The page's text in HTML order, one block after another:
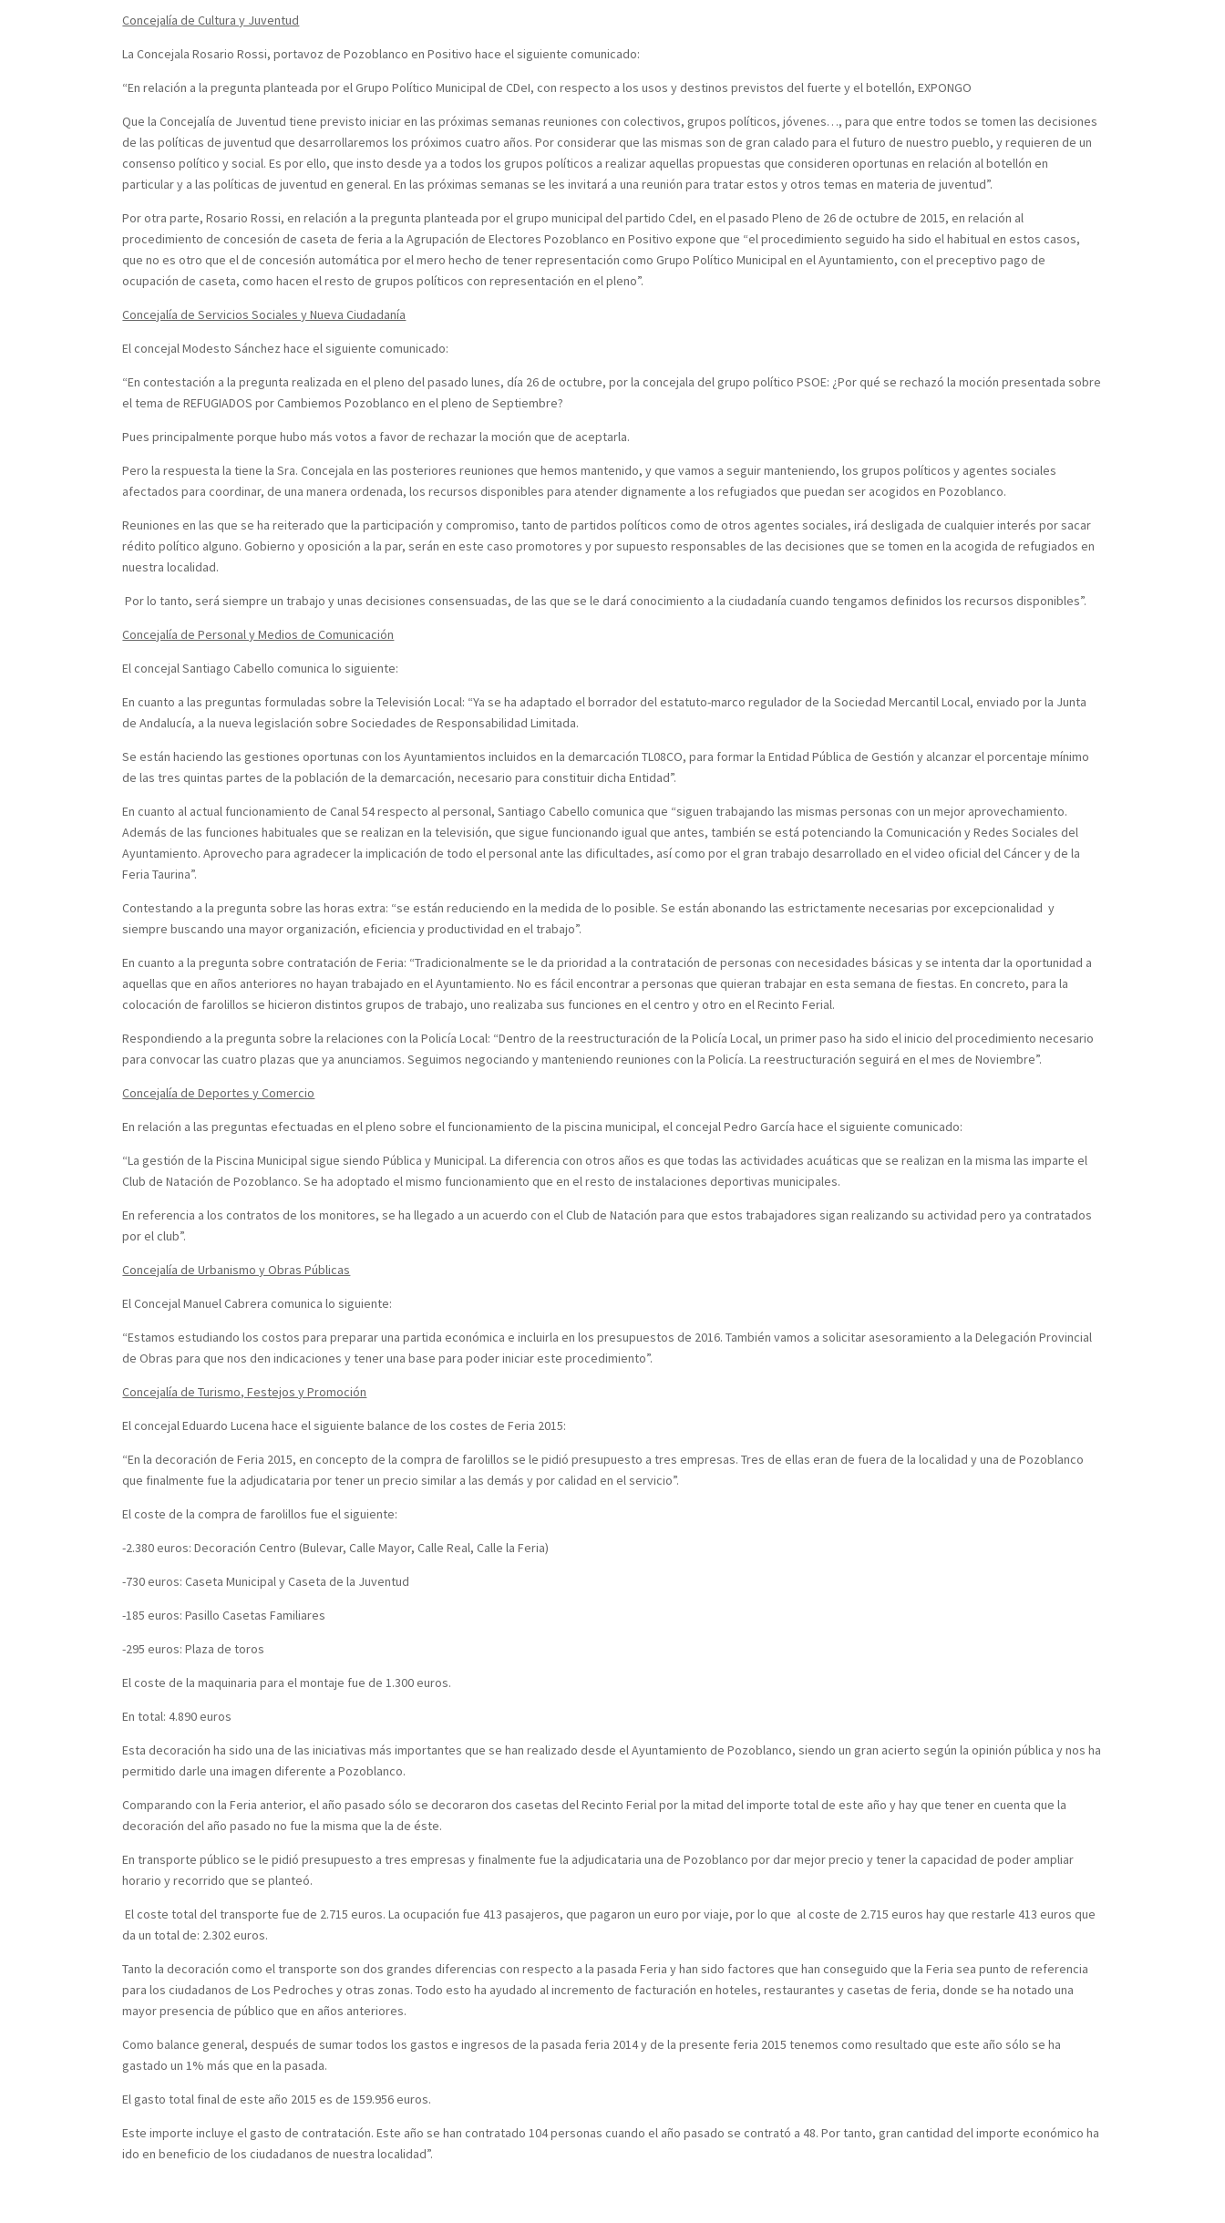
Concejalía de Cultura y Juventud
La Concejala Rosario Rossi, portavoz de Pozoblanco en Positivo hace el siguiente comunicado:
“En relación a la pregunta planteada por el Grupo Político Municipal de CDeI, con respecto a los usos y destinos previstos del fuerte y el botellón, EXPONGO
Que la Concejalía de Juventud tiene previsto iniciar en las próximas semanas reuniones con colectivos, grupos políticos, jóvenes…, para que entre todos se tomen las decisiones
de las políticas de juventud que desarrollaremos los próximos cuatro años. Por considerar que las mismas son de gran calado para el futuro de nuestro pueblo, y requieren de un
consenso político y social. Es por ello, que insto desde ya a todos los grupos políticos a realizar aquellas propuestas que consideren oportunas en relación al botellón en
particular y a las políticas de juventud en general. En las próximas semanas se les invitará a una reunión para tratar estos y otros temas en materia de juventud”.
Por otra parte, Rosario Rossi, en relación a la pregunta planteada por el grupo municipal del partido CdeI, en el pasado Pleno de 26 de octubre de 2015, en relación al
procedimiento de concesión de caseta de feria a la Agrupación de Electores Pozoblanco en Positivo expone que “el procedimiento seguido ha sido el habitual en estos casos,
que no es otro que el de concesión automática por el mero hecho de tener representación como Grupo Político Municipal en el Ayuntamiento, con el preceptivo pago de
ocupación de caseta, como hacen el resto de grupos políticos con representación en el pleno”.
Concejalía de Servicios Sociales y Nueva Ciudadanía
El concejal Modesto Sánchez hace el siguiente comunicado:
“En contestación a la pregunta realizada en el pleno del pasado lunes, día 26 de octubre, por la concejala del grupo político PSOE: ¿Por qué se rechazó la moción presentada sobre
el tema de REFUGIADOS por Cambiemos Pozoblanco en el pleno de Septiembre?
Pues principalmente porque hubo más votos a favor de rechazar la moción que de aceptarla.
Pero la respuesta la tiene la Sra. Concejala en las posteriores reuniones que hemos mantenido, y que vamos a seguir manteniendo, los grupos políticos y agentes sociales
afectados para coordinar, de una manera ordenada, los recursos disponibles para atender dignamente a los refugiados que puedan ser acogidos en Pozoblanco.
Reuniones en las que se ha reiterado que la participación y compromiso, tanto de partidos políticos como de otros agentes sociales, irá desligada de cualquier interés por sacar
rédito político alguno. Gobierno y oposición a la par, serán en este caso promotores y por supuesto responsables de las decisiones que se tomen en la acogida de refugiados en
nuestra localidad.
Por lo tanto, será siempre un trabajo y unas decisiones consensuadas, de las que se le dará conocimiento a la ciudadanía cuando tengamos definidos los recursos disponibles”.
Concejalía de Personal y Medios de Comunicación
El concejal Santiago Cabello comunica lo siguiente:
En cuanto a las preguntas formuladas sobre la Televisión Local: “Ya se ha adaptado el borrador del estatuto-marco regulador de la Sociedad Mercantil Local, enviado por la Junta
de Andalucía, a la nueva legislación sobre Sociedades de Responsabilidad Limitada.
Se están haciendo las gestiones oportunas con los Ayuntamientos incluidos en la demarcación TL08CO, para formar la Entidad Pública de Gestión y alcanzar el porcentaje mínimo
de las tres quintas partes de la población de la demarcación, necesario para constituir dicha Entidad”.
En cuanto al actual funcionamiento de Canal 54 respecto al personal, Santiago Cabello comunica que “siguen trabajando las mismas personas con un mejor aprovechamiento.
Además de las funciones habituales que se realizan en la televisión, que sigue funcionando igual que antes, también se está potenciando la Comunicación y Redes Sociales del
Ayuntamiento. Aprovecho para agradecer la implicación de todo el personal ante las dificultades, así como por el gran trabajo desarrollado en el video oficial del Cáncer y de la
Feria Taurina”.
Contestando a la pregunta sobre las horas extra: “se están reduciendo en la medida de lo posible. Se están abonando las estrictamente necesarias por excepcionalidad y
siempre buscando una mayor organización, eficiencia y productividad en el trabajo”.
En cuanto a la pregunta sobre contratación de Feria: “Tradicionalmente se le da prioridad a la contratación de personas con necesidades básicas y se intenta dar la oportunidad a
aquellas que en años anteriores no hayan trabajado en el Ayuntamiento. No es fácil encontrar a personas que quieran trabajar en esta semana de fiestas. En concreto, para la
colocación de farolillos se hicieron distintos grupos de trabajo, uno realizaba sus funciones en el centro y otro en el Recinto Ferial.
Respondiendo a la pregunta sobre la relaciones con la Policía Local: “Dentro de la reestructuración de la Policía Local, un primer paso ha sido el inicio del procedimiento necesario
para convocar las cuatro plazas que ya anunciamos. Seguimos negociando y manteniendo reuniones con la Policía. La reestructuración seguirá en el mes de Noviembre”.
Concejalía de Deportes y Comercio
En relación a las preguntas efectuadas en el pleno sobre el funcionamiento de la piscina municipal, el concejal Pedro García hace el siguiente comunicado:
“La gestión de la Piscina Municipal sigue siendo Pública y Municipal. La diferencia con otros años es que todas las actividades acuáticas que se realizan en la misma las imparte el
Club de Natación de Pozoblanco. Se ha adoptado el mismo funcionamiento que en el resto de instalaciones deportivas municipales.
En referencia a los contratos de los monitores, se ha llegado a un acuerdo con el Club de Natación para que estos trabajadores sigan realizando su actividad pero ya contratados
por el club”.
Concejalía de Urbanismo y Obras Públicas
El Concejal Manuel Cabrera comunica lo siguiente:
“Estamos estudiando los costos para preparar una partida económica e incluirla en los presupuestos de 2016. También vamos a solicitar asesoramiento a la Delegación Provincial
de Obras para que nos den indicaciones y tener una base para poder iniciar este procedimiento”.
Concejalía de Turismo, Festejos y Promoción
El concejal Eduardo Lucena hace el siguiente balance de los costes de Feria 2015:
“En la decoración de Feria 2015, en concepto de la compra de farolillos se le pidió presupuesto a tres empresas. Tres de ellas eran de fuera de la localidad y una de Pozoblanco
que finalmente fue la adjudicataria por tener un precio similar a las demás y por calidad en el servicio”.
El coste de la compra de farolillos fue el siguiente:
-2.380 euros: Decoración Centro (Bulevar, Calle Mayor, Calle Real, Calle la Feria)
-730 euros: Caseta Municipal y Caseta de la Juventud
-185 euros: Pasillo Casetas Familiares
-295 euros: Plaza de toros
El coste de la maquinaria para el montaje fue de 1.300 euros.
En total: 4.890 euros
Esta decoración ha sido una de las iniciativas más importantes que se han realizado desde el Ayuntamiento de Pozoblanco, siendo un gran acierto según la opinión pública y nos ha
permitido darle una imagen diferente a Pozoblanco.
Comparando con la Feria anterior, el año pasado sólo se decoraron dos casetas del Recinto Ferial por la mitad del importe total de este año y hay que tener en cuenta que la
decoración del año pasado no fue la misma que la de éste.
En transporte público se le pidió presupuesto a tres empresas y finalmente fue la adjudicataria una de Pozoblanco por dar mejor precio y tener la capacidad de poder ampliar
horario y recorrido que se planteó.
El coste total del transporte fue de 2.715 euros. La ocupación fue 413 pasajeros, que pagaron un euro por viaje, por lo que al coste de 2.715 euros hay que restarle 413 euros que
da un total de: 2.302 euros.
Tanto la decoración como el transporte son dos grandes diferencias con respecto a la pasada Feria y han sido factores que han conseguido que la Feria sea punto de referencia
para los ciudadanos de Los Pedroches y otras zonas. Todo esto ha ayudado al incremento de facturación en hoteles, restaurantes y casetas de feria, donde se ha notado una
mayor presencia de público que en años anteriores.
Como balance general, después de sumar todos los gastos e ingresos de la pasada feria 2014 y de la presente feria 2015 tenemos como resultado que este año sólo se ha
gastado un 1% más que en la pasada.
El gasto total final de este año 2015 es de 159.956 euros.
Este importe incluye el gasto de contratación. Este año se han contratado 104 personas cuando el año pasado se contrató a 48. Por tanto, gran cantidad del importe económico ha
ido en beneficio de los ciudadanos de nuestra localidad”.